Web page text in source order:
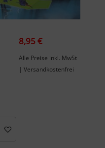
8,95 €
Alle Preise inkl. MwSt
| Versandkostenfrei